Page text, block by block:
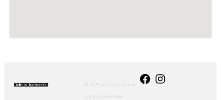
© 2025 licht & harmonie
Glastüren GmbH